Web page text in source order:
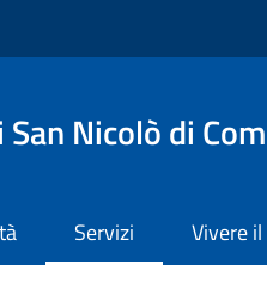
San Nicolò di
Servizi Vivere